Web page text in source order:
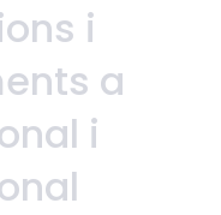
i
a
i